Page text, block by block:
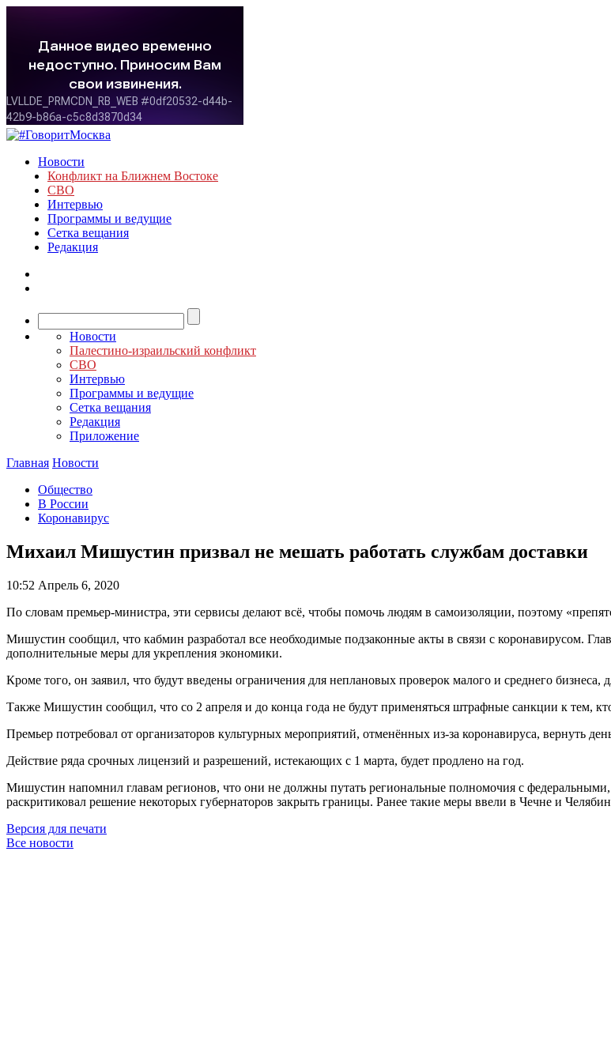
Новости
Конфликт на Ближнем Востоке
СВО
Интервью
Программы и ведущие
Сетка вещания
Редакция
Новости
Палестино-израильский конфликт
СВО
Интервью
Программы и ведущие
Сетка вещания
Редакция
Приложение
Главная Новости
Общество
В России
Коронавирус
Михаил Мишустин призвал не мешать работать службам доставки
10:52 Апрель 6, 2020
По словам премьер-министра, эти сервисы делают всё, чтобы помочь людям в самоизоляции, поэтому
Мишустин сообщил, что кабмин разработал все необходимые подзаконные акты в связи с коронавирусом.
дополнительные меры для укрепления экономики.
Кроме того, он заявил, что будут введены ограничения для неплановых проверок малого и среднего бизнеса,
Также Мишустин сообщил, что со 2 апреля и до конца года не будут применяться штрафные санкции к тем,
Премьер потребовал от организаторов культурных мероприятий, отменённых из-за коронавируса, вернуть
Действие ряда срочных лицензий и разрешений, истекающих с 1 марта, будет продлено на год.
Мишустин напомнил главам регионов, что они не должны путать региональные полномочия с
раскритиковал решение некоторых губернаторов закрыть границы. Ранее такие меры ввели в Чечне и
Версия для печати
Все новости